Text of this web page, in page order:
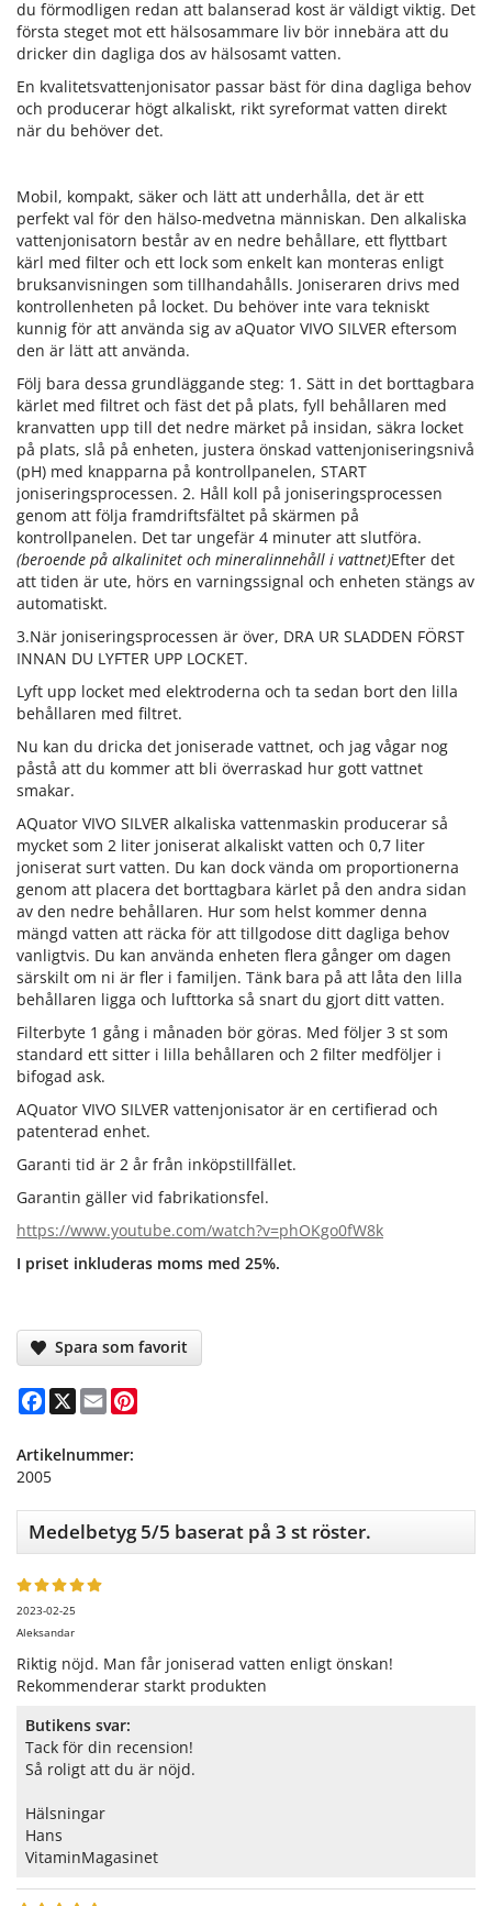
du förmodligen redan att balanserad kost är väldigt viktig. Det
första steget mot ett hälsosammare liv bör innebära att du
dricker din dagliga dos av hälsosamt vatten.
En kvalitetsvattenjonisator passar bäst för dina dagliga behov
och producerar högt alkaliskt, rikt syreformat vatten direkt
när du behöver det.
Mobil, kompakt, säker och lätt att underhålla, det är ett
perfekt val för den hälso-medvetna människan. Den alkaliska
vattenjonisatorn består av en nedre behållare, ett flyttbart
kärl med filter och ett lock som enkelt kan monteras enligt
bruksanvisningen som tillhandahålls. Joniseraren drivs med
kontrollenheten på locket. Du behöver inte vara tekniskt
kunnig för att använda sig av aQuator VIVO SILVER eftersom
den är lätt att använda.
Följ bara dessa grundläggande steg: 1. Sätt in det borttagbara
kärlet med filtret och fäst det på plats, fyll behållaren med
kranvatten upp till det nedre märket på insidan, säkra locket
på plats, slå på enheten, justera önskad vattenjoniseringsnivå
(pH) med knapparna på kontrollpanelen, START
joniseringsprocessen. 2. Håll koll på joniseringsprocessen
genom att följa framdriftsfältet på skärmen på
kontrollpanelen. Det tar ungefär 4 minuter att slutföra.
(beroende på alkalinitet och mineralinnehåll i vattnet)Efter det
att tiden är ute, hörs en varningssignal och enheten stängs av
automatiskt.
3.När joniseringsprocessen är över, DRA UR SLADDEN FÖRST
INNAN DU LYFTER UPP LOCKET.
Lyft upp locket med elektroderna och ta sedan bort den lilla
behållaren med filtret.
Nu kan du dricka det joniserade vattnet, och jag vågar nog
påstå att du kommer att bli överraskad hur gott vattnet
smakar.
AQuator VIVO SILVER alkaliska vattenmaskin producerar så
mycket som 2 liter joniserat alkaliskt vatten och 0,7 liter
joniserat surt vatten. Du kan dock vända om proportionerna
genom att placera det borttagbara kärlet på den andra sidan
av den nedre behållaren. Hur som helst kommer denna
mängd vatten att räcka för att tillgodose ditt dagliga behov
vanligtvis. Du kan använda enheten flera gånger om dagen
särskilt om ni är fler i familjen. Tänk bara på att låta den lilla
behållaren ligga och lufttorka så snart du gjort ditt vatten.
Filterbyte 1 gång i månaden bör göras. Med följer 3 st som
standard ett sitter i lilla behållaren och 2 filter medföljer i
bifogad ask.
AQuator VIVO SILVER vattenjonisator är en certifierad och
patenterad enhet.
Garanti tid är 2 år från inköpstillfället.
Garantin gäller vid fabrikationsfel.
https://www.youtube.com/watch?v=phOKgo0fW8k
I priset inkluderas moms med 25%.
Spara som favorit
Facebook
X Email
Artikelnummer:
2005
Medelbetyg5/5 baserat på 3 st röster.
2023-02-25
Aleksandar
Riktig nöjd. Man får joniserad vatten enligt önskan!
Rekommenderar starkt produkten
Butikens svar:
Tack för din recension!
Så roligt att du är nöjd.
Hälsningar
Hans
VitaminMagasinet